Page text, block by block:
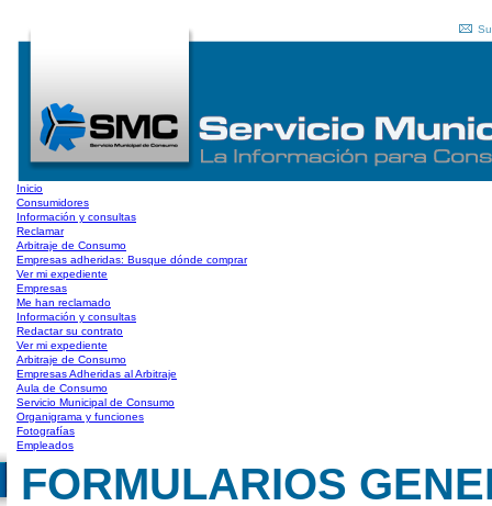
Inicio
Consumidores
Información y consultas
Reclamar
Arbitraje de Consumo
Empresas adheridas: Busque dónde comprar
Ver mi expediente
Empresas
Me han reclamado
Información y consultas
Redactar su contrato
Ver mi expediente
Arbitraje de Consumo
Empresas Adheridas al Arbitraje
Aula de Consumo
Servicio Municipal de Consumo
Organigrama y funciones
Fotografías
Empleados
FORMULARIOS